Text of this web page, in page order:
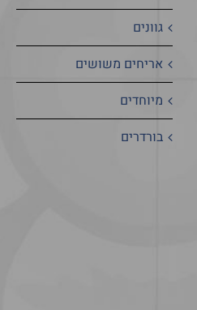
גוונים
אריחים משושים
מיוחדים
בורדרים